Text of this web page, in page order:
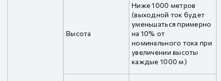
Высота
Ниже 1000 метров
(выходной ток будет
уменьшаться примерно
на 10% от
номинального тока при
увеличении высоты
каждые 1000 м)